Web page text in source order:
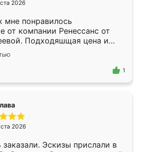
2026
мне понравилось
от компании Ренессанс от
Подходяшщая цена и
изготовления. Приехавший
Владислав
моему эскизу самый
1
2026
заказали. Эскизы прислали в